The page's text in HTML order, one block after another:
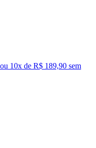
ou 10x de R$ 189,90 sem